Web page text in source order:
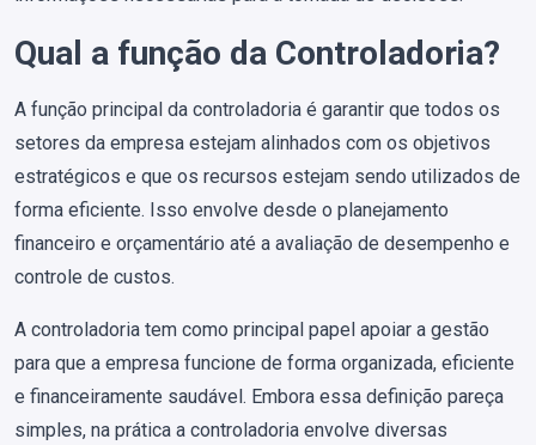
Qual a função da Controladoria?
A função principal da controladoria é garantir que todos os
setores da empresa estejam alinhados com os objetivos
estratégicos e que os recursos estejam sendo utilizados de
forma eficiente. Isso envolve desde o planejamento
financeiro e orçamentário até a avaliação de desempenho e
controle de custos.
A controladoria tem como principal papel apoiar a gestão
para que a empresa funcione de forma organizada, eficiente
e financeiramente saudável. Embora essa definição pareça
simples, na prática a controladoria envolve diversas